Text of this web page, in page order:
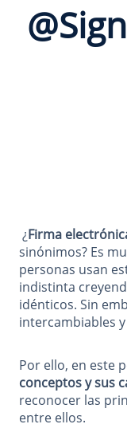
¿Firma
sinónimos? Es
personas usan
indistinta
idénticos. Sin
intercambiables
Por ello, en este
conceptos y sus
reconocer las
entre ellos.